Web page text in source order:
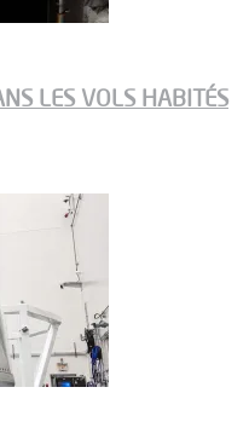
LES VOLS HABITÉS